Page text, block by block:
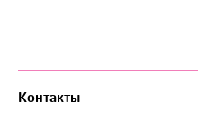
Контакты